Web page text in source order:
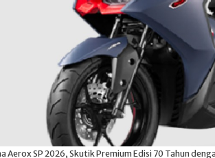
Aerox SP 2026, Skutik Premium Edisi 70 Tahun